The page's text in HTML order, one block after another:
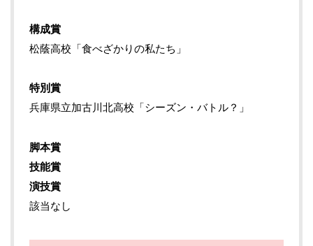
構成賞
松蔭高校「食べざかりの私たち」
特別賞
兵庫県立加古川北高校「シーズン・バトル？」
脚本賞
技能賞
演技賞
該当なし